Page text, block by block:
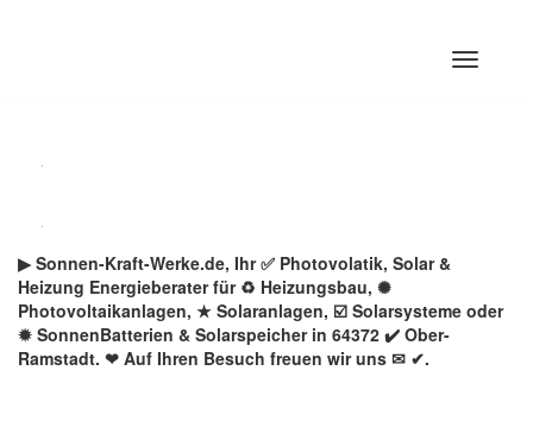
▶︎ Sonnen-Kraft-Werke.de, Ihr ✅ Photovolatik, Solar &
Heizung Energieberater für ♻ Heizungsbau, ✺
Photovoltaikanlagen, ★ Solaranlagen, ☑️ Solarsysteme oder
✹ SonnenBatterien & Solarspeicher in 64372 ✔️ Ober-
Ramstadt. ❤ Auf Ihren Besuch freuen wir uns ✉ ✔.